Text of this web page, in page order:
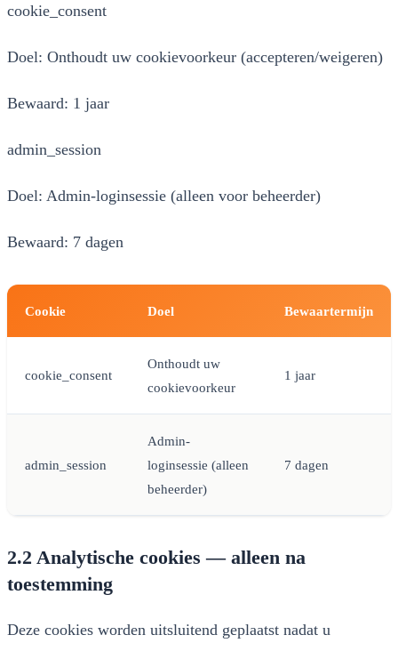
cookie_consent
Doel: Onthoudt uw cookievoorkeur (accepteren/weigeren)
Bewaard: 1 jaar
admin_session
Doel: Admin-loginsessie (alleen voor beheerder)
Bewaard: 7 dagen
Cookie Doel Bewaartermijn
cookie_consent
Onthoudt uw
cookievoorkeur
1 jaar
admin_session
Admin-
loginsessie (alleen
beheerder)
7 dagen
2.2 Analytische cookies — alleen na
toestemming
Deze cookies worden uitsluitend geplaatst nadat u